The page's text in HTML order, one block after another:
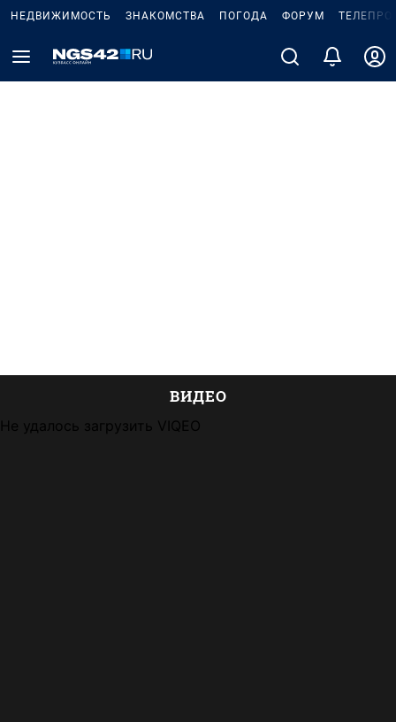
НЕДВИЖИМОСТЬ ЗНАКОМСТВА ПОГОДА ФОРУМ
ВИДЕО
Не удалось загрузить VIQEO